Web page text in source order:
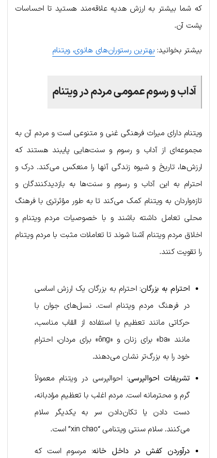
که شما بیشتر به ارزش هدیه علاقه‌مند هستید تا احساسات
پشت آن.
بیشتر بخوانید: بهترین رستوران‌های هانوی، ویتنام
آداب و رسوم عمومی مردم در ویتنام
ویتنام دارای میراث فرهنگی غنی و متنوعی است و مردم آن به
مجموعه‌ای از آداب و رسوم و سنت‌هایی پایبند هستند که
ارزش‌ها، تاریخ و شیوه زندگی آنها را منعکس می‌کند. درک و
احترام به این آداب و رسوم و سنت‌ها به بازدیدکنندگان و
تازه‌واردان به ویتنام کمک می‌کند تا به طور مؤثرتری با فرهنگ
محلی تعامل داشته باشند و با خصوصیات مردم ویتنام و
اخلاق مردم ویتنام آشنا شوند تا تعاملات مثبت با مردم ویتنام
را تقویت کنند.
احترام به بزرگان: احترام به بزرگان یک ارزش اساسی
در فرهنگ مردم ویتنام است. نسل‌های جوان با
حرکاتی مانند تعظیم یا استفاده از القاب مناسب،
مانند «ba» برای زنان و «ông» برای مردان، احترام
خود را به بزرگ‌تر نشان می‌دهند.
تشریفات احوالپرسی: احوالپرسی در ویتنام معمولاً
گرم و محترمانه است. مردم اغلب با تعظیم مؤدبانه،
دست دادن یا تکان‌دادن سر به یکدیگر سلام
می‌کنند. سلام سنتی ویتنامی “xin chao” است.
درآوردن کفش در داخل خانه: مرسوم است که